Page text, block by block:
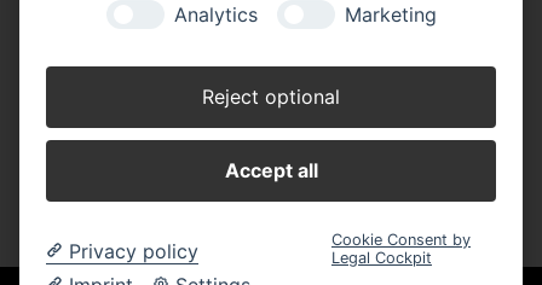
Samstag 07.00 - 12.00 Uhr
Analytics
Marketing
Reject optional
Accept all
Privacy policy
Cookie Consent by
Legal Cockpit